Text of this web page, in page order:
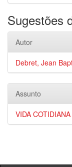
Sugestões
Autor
Debret, Jean
Assunto
VIDA COTIDIANA